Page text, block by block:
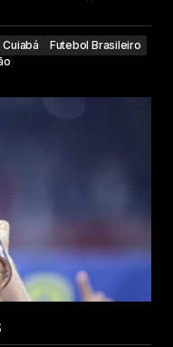
Cuiabá
Futebol Brasileiro